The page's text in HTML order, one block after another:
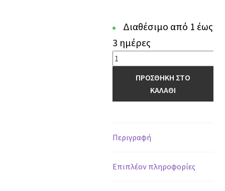
Διαθέσιμο από 1 έως
3 ημέρες
Χαλί
Chiara
290
ποσότητα
ΠΡΟΣΘΗΚΗ ΣΤΟ
ΚΑΛΑΘΙ
Περιγραφή
Επιπλέον πληροφορίες